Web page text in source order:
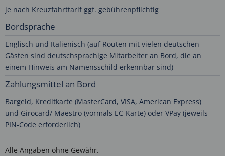
je nach Kreuzfahrttarif ggf. gebührenpflichtig
Bordsprache
Englisch und Italienisch (auf Routen mit vielen deutschen
Gästen sind deutschsprachige Mitarbeiter an Bord, die an
einem Hinweis am Namensschild erkennbar sind)
Zahlungsmittel an Bord
Bargeld, Kreditkarte (MasterCard, VISA, American Express)
und Girocard/ Maestro (vormals EC-Karte) oder VPay (jeweils
PIN-Code erforderlich)
Alle Angaben ohne Gewähr.